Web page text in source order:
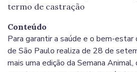
termo de castração
Conteúdo
Para garantir a saúde e o bem-
de São Paulo realiza de 28 de
mais uma edição da Semana